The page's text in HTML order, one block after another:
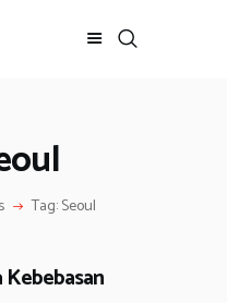
Tag: Seoul